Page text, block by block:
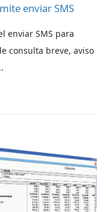
enviar SMS
enviar SMS para
consulta breve, aviso